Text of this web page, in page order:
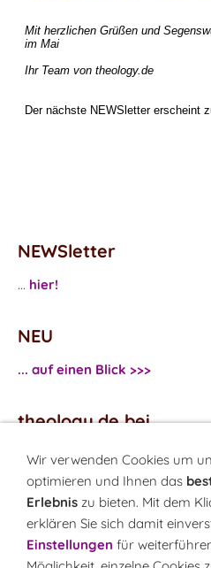
Mit herzlichen Grüßen und
im Mai
Ihr Team von theology.de
Der nächste NEWSletter erscheint
NEWSletter
... hier!
NEU
... auf einen Blick >>>
theology.de bei
...Facebook
...Twitter
Monatsrätsel
Rätseln & Gewinnen!
Wir verwenden Cookies um
optimieren und Ihnen das
Erlebnis zu bieten. Mit dem
erklären Sie sich damit
Einstellungen für